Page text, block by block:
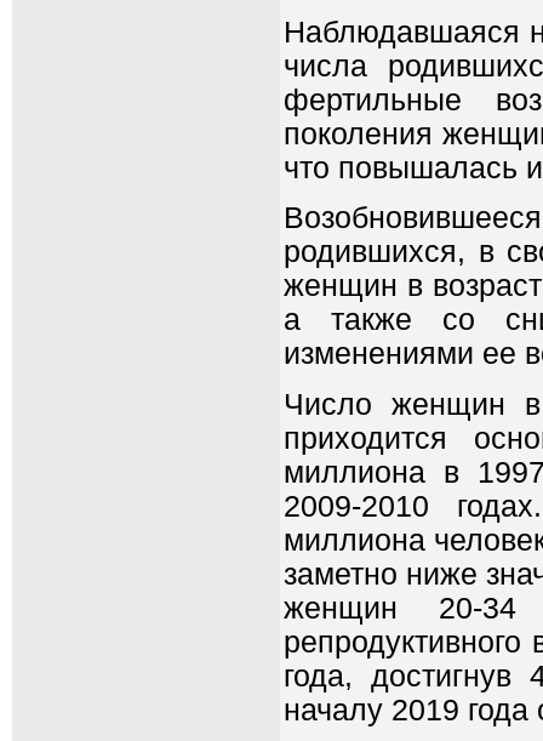
Наблюдавшаяся
числа
фертильные
поколения
что повышалась
родившихся, в
женщин в
а также со
изменениями ее
Число женщин
приходится
миллиона в
2009-2010
миллиона
заметно ниже
женщин 20-
года,
началу 2019